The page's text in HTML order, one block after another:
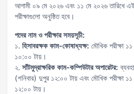
আগামী ০৯ মে ২০২৬ এবং ১১ মে ২০২৬ তারিখে
পরীক্ষাগুলো অনুষ্ঠিত হবে।
পদের নাম ও পরীক্ষার সময়সূচী:
১. হিসাবরক্ষক কাম-কোষাধ্যক্ষ: মৌখিক পরীক্ষা
১০:০০ টায়।
২. সাঁটমুদ্রাক্ষরিক কাম-কম্পিউটার অপারেটর:
(শনিবার) দুপুর ১২:০০ টায় এবং মৌখিক পরীক্ষা
১২:০০ টায়।